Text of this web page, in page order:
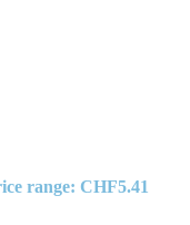
range: CHF5.41